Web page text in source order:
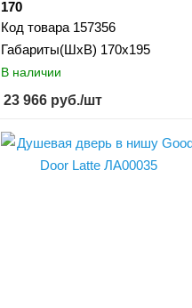
170
Код товара 157356
Габариты(ШхВ) 170х195
В наличии
23 966 руб./шт